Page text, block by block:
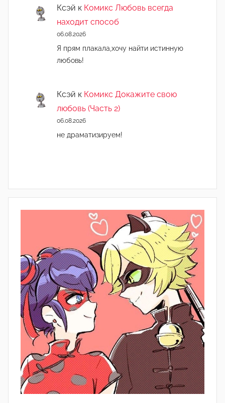
Ксэй к Комикс Любовь всегда
находит способ
06.08.2026
Я прям плакала,хочу найти истинную
любовь!
Ксэй к Комикс Докажите свою
любовь (Часть 2)
06.08.2026
не драматизируем!